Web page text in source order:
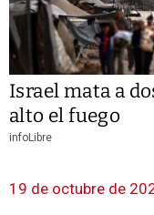
Israel mata a
alto el fuego
infoLibre
19 de octubre de